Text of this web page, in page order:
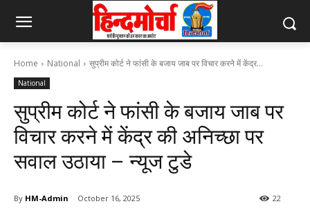
Home National सुप्रीम कोर्ट ने फांसी के बजाय जाब पर विचार करने में केंद्र...
National
सुप्रीम कोर्ट ने फांसी के बजाय जाब पर
विचार करने में केंद्र की अनिच्छा पर
सवाल उठाया – न्यूज टुडे
By HM-Admin October 16, 2025 22